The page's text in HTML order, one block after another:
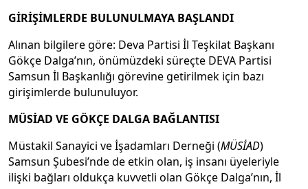
GİRİŞİMLERDE BULUNULMAYA BAŞLANDI
Alınan bilgilere göre: Deva Partisi İl Teşkilat Başkanı
Gökçe Dalga’nın, önümüzdeki süreçte DEVA Partisi
Samsun İl Başkanlığı görevine getirilmek için bazı
girişimlerde bulunuluyor.
MÜSİAD VE GÖKÇE DALGA BAĞLANTISI
Müstakil Sanayici ve İşadamları Derneği (MÜSİAD)
Samsun Şubesi’nde de etkin olan, iş insanı üyeleriyle
ilişki bağları oldukça kuvvetli olan Gökçe Dalga’nın, İl